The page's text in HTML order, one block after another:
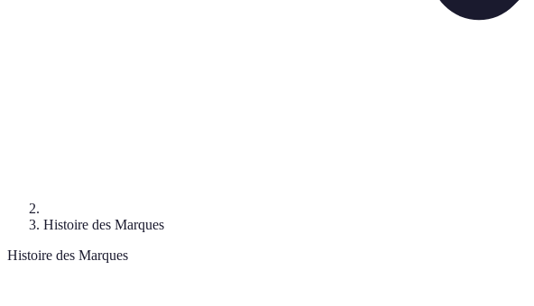
Histoire des Marques
Histoire des Marques